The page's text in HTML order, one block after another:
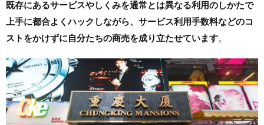
既存にあるサービスやしくみを通常とは異なる利用のしかたで
上手に都合よくハックしながら、サービス利用手数料などのコ
ストをかけずに自分たちの商売を成り立たせています。